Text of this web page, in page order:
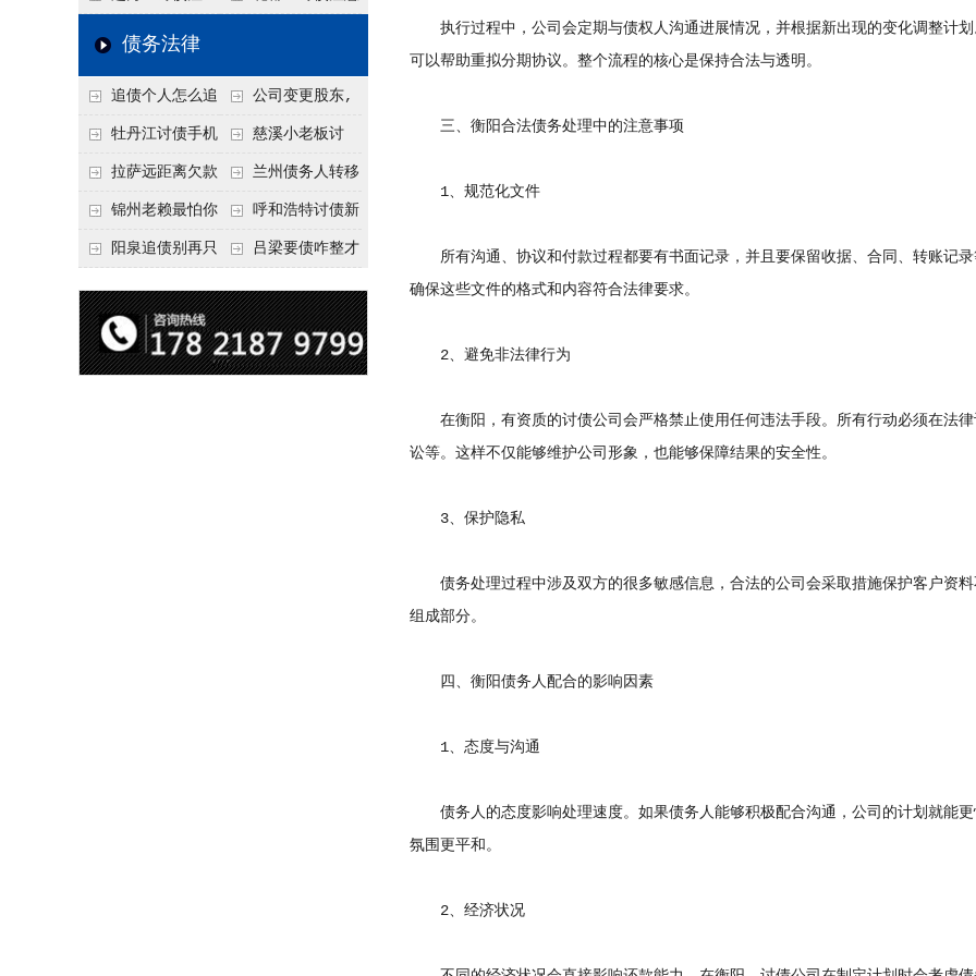
节不注意，钱很难要
意！没有借条只有微
把钱要回来 节点”催收最有效
债务法律
追债个人怎么追
回呢？2026年最新绝
招选择！
公司变更股东,
变更前的债权债务谁
承担
牡丹江讨债手机
搞定：2026年线上立
案追债全流程，足不
出户
慈溪小老板讨
债，2026年这2个本
地行业协会出面，比
法院传票快
拉萨远距离欠款
对方在牧区联系不
上，2026年委托当地
兰州债务人转移
财产后申请破产，20
26年破产程序里还能
锦州老赖最怕你
懂这1条，2026
罪”详解，能判刑
呼和浩特讨债新
招：2026年用“律师
成本低见效快
阳泉追债别再只
类隐形财产（公积
金、保单）也能执行
吕梁要债咋整才
调解渠道，比找公司
强
执行过程中，公司会定期与债权人沟通进展情况，并根据新出现的变化调整计
可以帮助重拟分期协议。整个流程的核心是保持合法与透明。
三、衡阳合法债务处理中的注意事项
1、规范化文件
所有沟通、协议和付款过程都要有书面记录，并且要保留收据、合同、转账记
确保这些文件的格式和内容符合法律要求。
2、避免非法律行为
在衡阳，有资质的讨债公司会严格禁止使用任何违法手段。所有行动必须在法
讼等。这样不仅能够维护公司形象，也能够保障结果的安全性。
3、保护隐私
债务处理过程中涉及双方的很多敏感信息，合法的公司会采取措施保护客户资
组成部分。
四、衡阳债务人配合的影响因素
1、态度与沟通
债务人的态度影响处理速度。如果债务人能够积极配合沟通，公司的计划就能
氛围更平和。
2、经济状况